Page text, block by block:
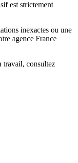
est strictement
inexactes ou une
agence France
travail, consultez